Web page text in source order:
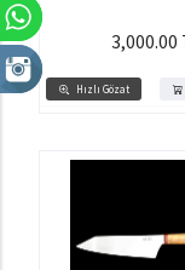
Hızlı Gözat
3,000.00